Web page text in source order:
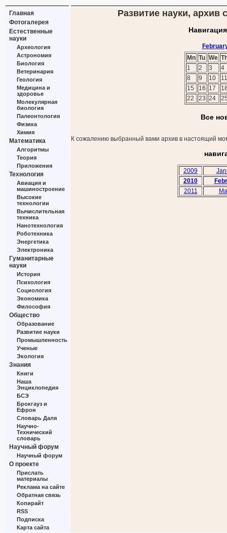
Главная
Фотогалерея
Естественные
науки
Археология
Астрономия
Биология
Ветеринария
Геология
Медицина и
здоровье
Молекулярная
биология
Палеонтология
Физика
Химия
Математика
Алгоритмы
Теория
Приложения
Технология
Авиация и
машиностроение
Высокие
технологии
Вычислительная
техника
Нанотехнология
Роботехника
Энергетика
Электроника
Гуманитарные
науки
История
Психология
Социология
Экономика
Философия
Общество
Образование
Развитие науки
Промышленность
Ученые
Экология
Знания
Книги
Наша
Энциклопедия
БСЭ
Брокгауз и
Ефрон
Словарь Даля
Научно-
Технический
словарь
Научный форум
Научный форум
О проекте
Прислать
материалы
Реклама на сайте
Обратная связь
Копирайт
RSS
Подписка
Карта сайта
Развитие науки, архив
Mn Tu We
1
2 3
4
8
9 10
11
15
16 17
22
23 24
Все
К сожалению выбранный вами архив в настоящий
2009
2010
2011